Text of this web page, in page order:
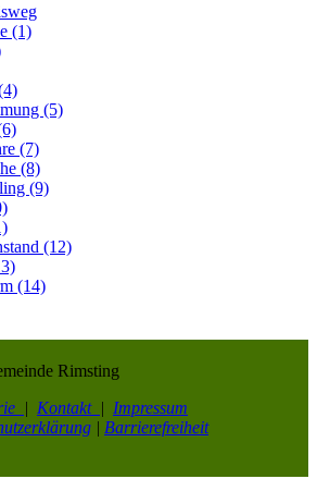
(1)
(5)
(7)
(8)
(9)
(12)
(14)
Rimsting
| Kontakt | Impressum
| Barrierefreiheit